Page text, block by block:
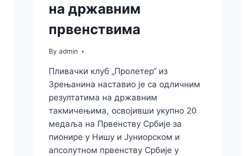
на државним
првенствима
By admin
Пливачки клуб „Пролетер“ из
Зрењанина наставио је са одличним
резултатима на државним
такмичењима, освојивши укупно 20
медаља на Првенству Србије за
пионире у Нишу и Јуниорском и
апсолутном првенству Србије у